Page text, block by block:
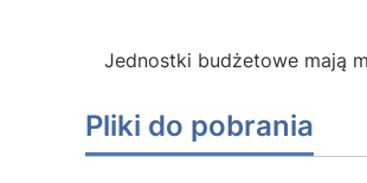
Jednostki budżetowe mają
Pliki do pobrania